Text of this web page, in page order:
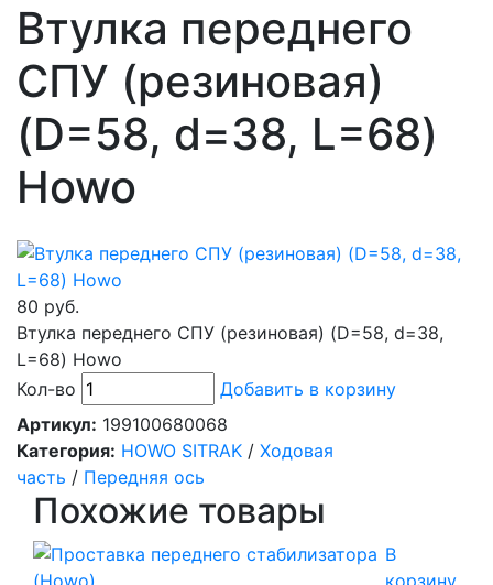
Втулка переднего
СПУ (резиновая)
(D=58, d=38, L=68)
Howo
80 руб.
Втулка переднего СПУ (резиновая) (D=58, d=38,
L=68) Howo
Кол-во
Добавить в корзину
Артикул: 199100680068
Категория: HOWO SITRAK / Ходовая
часть / Передняя ось
Похожие товары
В